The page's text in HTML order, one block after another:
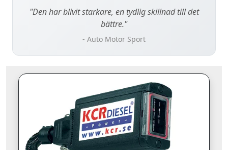
"Den har blivit starkare, en tydlig skillnad till det
bättre."
- Auto Motor Sport